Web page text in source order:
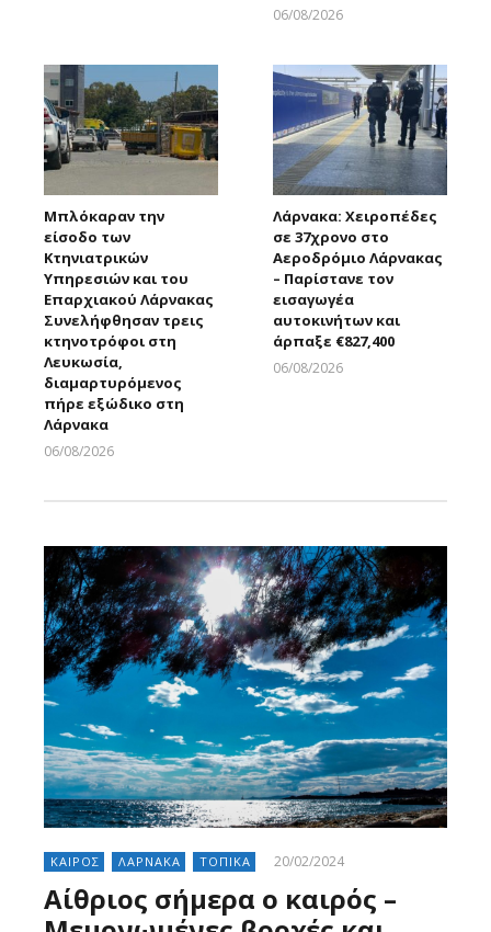
06/08/2026
Μπλόκαραν την
είσοδο των
Κτηνιατρικών
Υπηρεσιών και του
Επαρχιακού Λάρνακας
Συνελήφθησαν τρεις
κτηνοτρόφοι στη
Λευκωσία,
διαμαρτυρόμενος
πήρε εξώδικο στη
Λάρνακα
06/08/2026
Λάρνακα: Χειροπέδες
σε 37χρονο στο
Αεροδρόμιο Λάρνακας
– Παρίστανε τον
εισαγωγέα
αυτοκινήτων και
άρπαξε €827,400
06/08/2026
ΚΑΙΡΟΣ ΛΑΡΝΑΚΑ ΤΟΠΙΚΑ 20/02/2024
Αίθριος σήμερα ο καιρός –